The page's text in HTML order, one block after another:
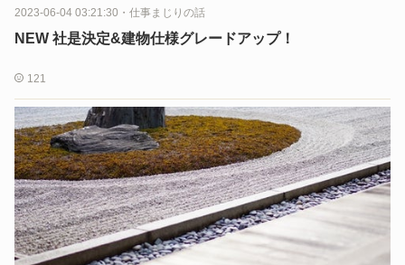
2023-06-04 03:21:30 ・ 仕事まじりの話
NEW 社是決定&建物仕様グレードアップ！
121